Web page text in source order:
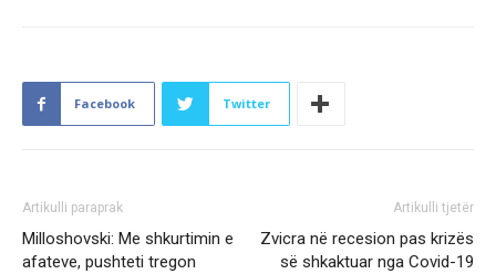
Facebook Twitter
Artikulli paraprak
Milloshovski: Me shkurtimin e
afateve, pushteti tregon
Artikulli tjetër
Zvicra në recesion pas krizës
së shkaktuar nga Covid-19